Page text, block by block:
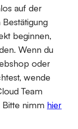
auf der
beginnen,
Wenn du
oder
wende
Team
Bitte nimm hier